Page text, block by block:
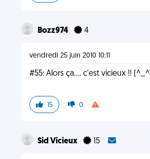
Bozz974 4
vendredi 25 juin 2010 10:11
#55: Alors ça.... c'est vicieux !! (^_^)
15 0
Sid Vicieux 15